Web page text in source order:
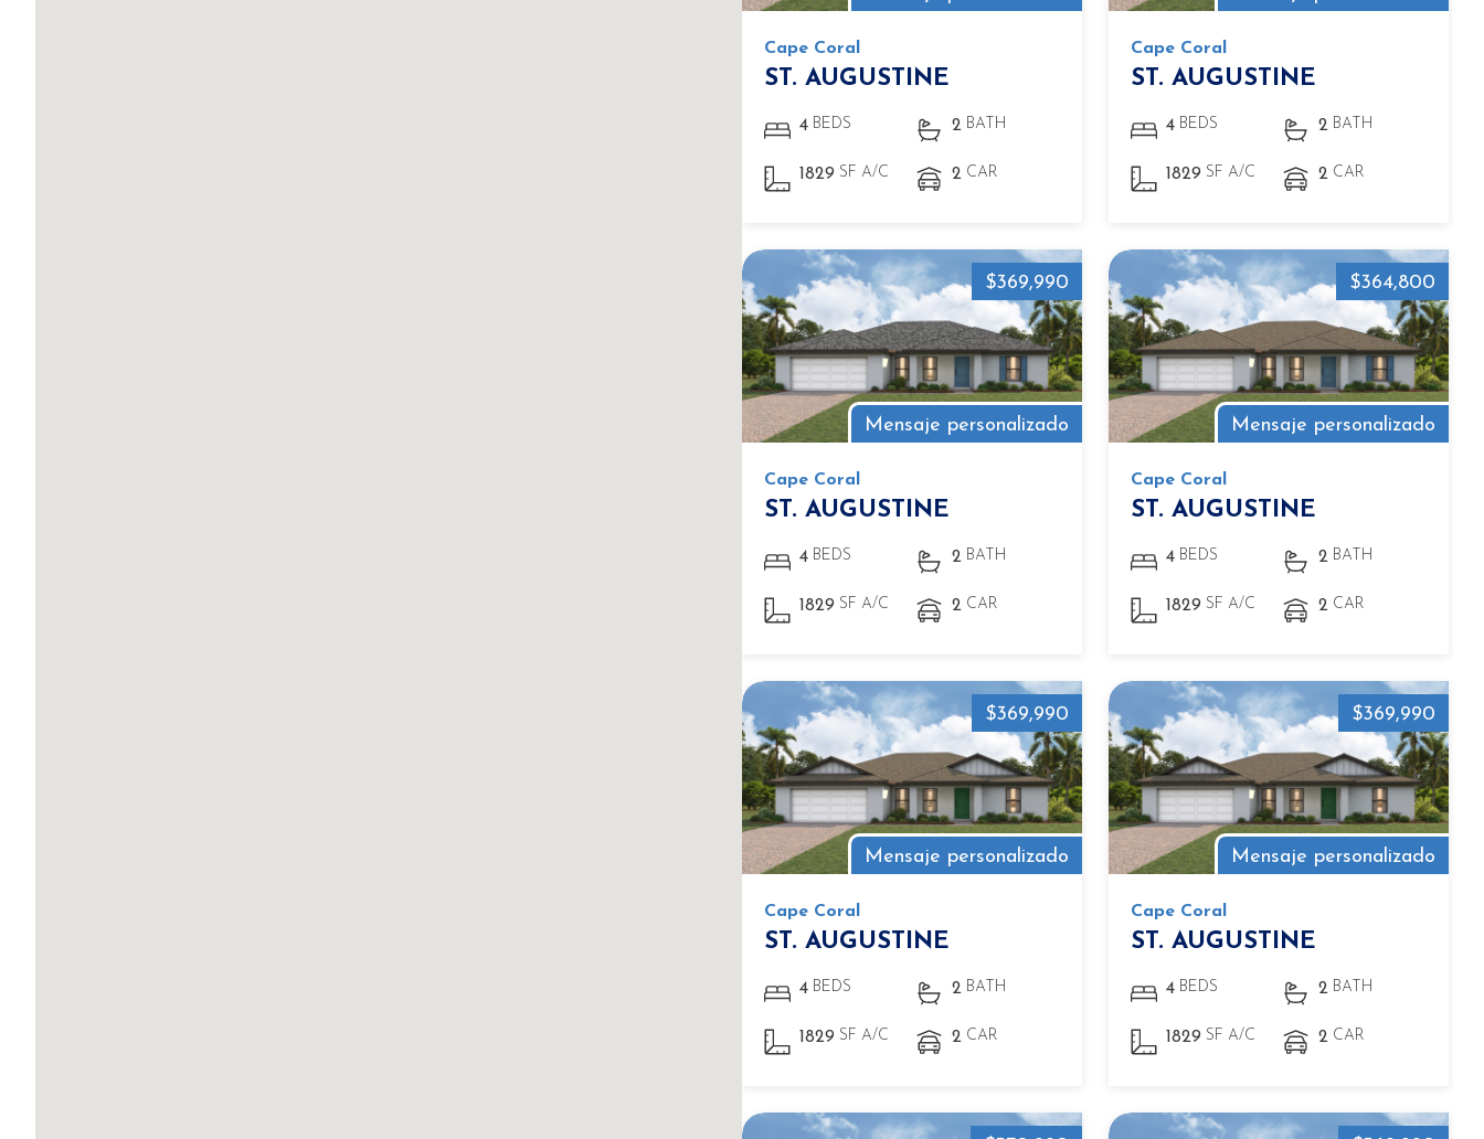
Cape Coral
ST. AUGUSTINE
4 BEDS 2 BATH
1829 SF A/C 2 CAR
Cape Coral
ST. AUGUSTINE
4 BEDS 2 BATH
1829 SF A/C 2 CAR
Mensaje personalizado
$369,990
Cape Coral
ST. AUGUSTINE
4 BEDS 2 BATH
1829 SF A/C 2 CAR
Mensaje personalizado
$364,800
Cape Coral
ST. AUGUSTINE
4 BEDS 2 BATH
1829 SF A/C 2 CAR
Mensaje personalizado
$369,990
Cape Coral
ST. AUGUSTINE
4 BEDS 2 BATH
1829 SF A/C 2 CAR
Mensaje personalizado
$369,990
Cape Coral
ST. AUGUSTINE
4 BEDS 2 BATH
1829 SF A/C 2 CAR